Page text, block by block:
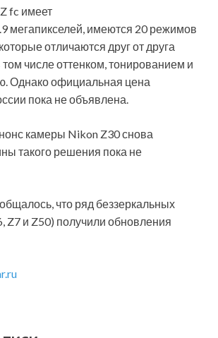
fc имеет
мегапикселей, имеются 20 режимов
отличаются друг от друга
числе оттенком, тонированием и
Однако официальная цена
пока не объявлена.
камеры Nikon Z30 снова
такого решения пока не
что ряд беззеркальных
Z7 и Z50) получили обновления